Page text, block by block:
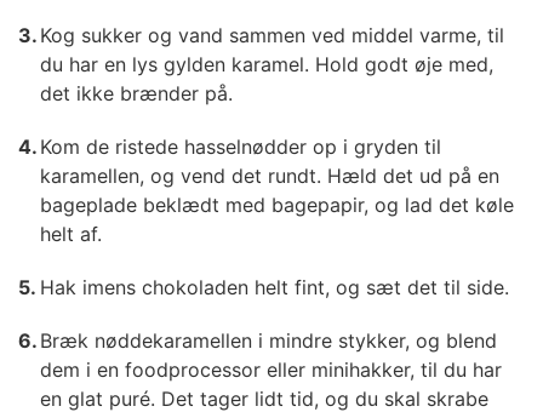
Kog sukker og vand sammen ved middel varme, til
du har en lys gylden karamel. Hold godt øje med,
det ikke brænder på.
Kom de ristede hasselnødder op i gryden til
karamellen, og vend det rundt. Hæld det ud på en
bageplade beklædt med bagepapir, og lad det køle
helt af.
Hak imens chokoladen helt fint, og sæt det til side.
Bræk nøddekaramellen i mindre stykker, og blend
dem i en foodprocessor eller minihakker, til du har
en glat puré. Det tager lidt tid, og du skal skrabe